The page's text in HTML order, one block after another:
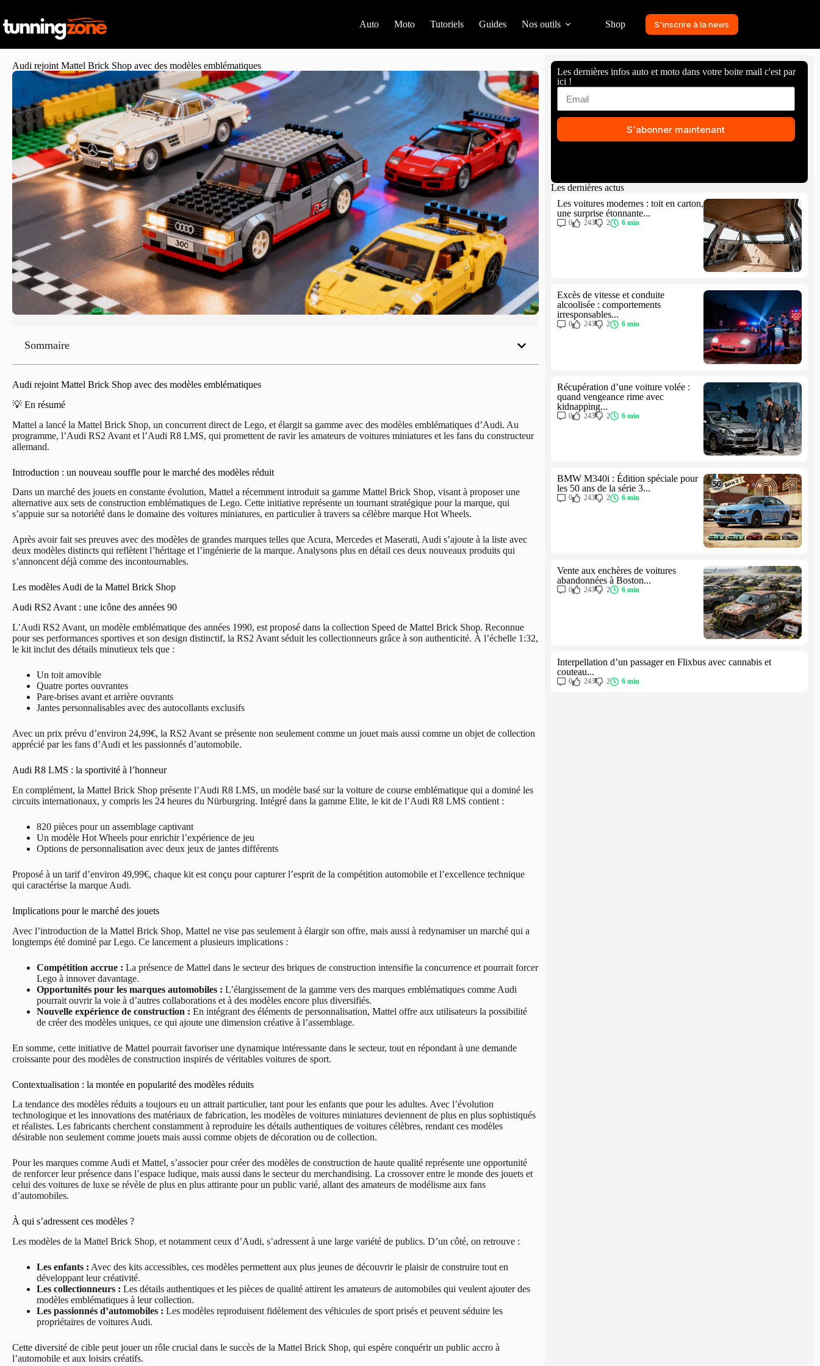
Auto Moto Tutoriels Guides Nos outils Shop S'inscrire à la news
Audi rejoint Mattel Brick Shop avec des modèles emblématiques
Sommaire
Audi rejoint Mattel Brick Shop avec des modèles emblématiques
💡 En résumé
Mattel a lancé la Mattel Brick Shop, un concurrent direct de Lego, et élargit sa gamme avec des modèles emblématiques d’Audi. Au
programme, l’Audi RS2 Avant et l’Audi R8 LMS, qui promettent de ravir les amateurs de voitures miniatures et les fans du constructeur
allemand.
Introduction : un nouveau souffle pour le marché des modèles réduit
Dans un marché des jouets en constante évolution, Mattel a récemment introduit sa gamme Mattel Brick Shop, visant à proposer une
alternative aux sets de construction emblématiques de Lego. Cette initiative représente un tournant stratégique pour la marque, qui
s’appuie sur sa notoriété dans le domaine des voitures miniatures, en particulier à travers sa célèbre marque Hot Wheels.
Après avoir fait ses preuves avec des modèles de grandes marques telles que Acura, Mercedes et Maserati, Audi s’ajoute à la liste avec
deux modèles distincts qui reflètent l’héritage et l’ingénierie de la marque. Analysons plus en détail ces deux nouveaux produits qui
s’annoncent déjà comme des incontournables.
Les modèles Audi de la Mattel Brick Shop
Audi RS2 Avant : une icône des années 90
L’Audi RS2 Avant, un modèle emblématique des années 1990, est proposé dans la collection Speed de Mattel Brick Shop. Reconnue
pour ses performances sportives et son design distinctif, la RS2 Avant séduit les collectionneurs grâce à son authenticité. À l’échelle 1:32,
le kit inclut des détails minutieux tels que :
Un toit amovible
Quatre portes ouvrantes
Pare-brises avant et arrière ouvrants
Jantes personnalisables avec des autocollants exclusifs
Avec un prix prévu d’environ 24,99€, la RS2 Avant se présente non seulement comme un jouet mais aussi comme un objet de collection
apprécié par les fans d’Audi et les passionnés d’automobile.
Audi R8 LMS : la sportivité à l’honneur
En complément, la Mattel Brick Shop présente l’Audi R8 LMS, un modèle basé sur la voiture de course emblématique qui a dominé les
circuits internationaux, y compris les 24 heures du Nürburgring. Intégré dans la gamme Elite, le kit de l’Audi R8 LMS contient :
820 pièces pour un assemblage captivant
Un modèle Hot Wheels pour enrichir l’expérience de jeu
Options de personnalisation avec deux jeux de jantes différents
Proposé à un tarif d’environ 49,99€, chaque kit est conçu pour capturer l’esprit de la compétition automobile et l’excellence technique
qui caractérise la marque Audi.
Implications pour le marché des jouets
Avec l’introduction de la Mattel Brick Shop, Mattel ne vise pas seulement à élargir son offre, mais aussi à redynamiser un marché qui a
longtemps été dominé par Lego. Ce lancement a plusieurs implications :
Compétition accrue : La présence de Mattel dans le secteur des briques de construction intensifie la concurrence et pourrait forcer
Lego à innover davantage.
Opportunités pour les marques automobiles : L’élargissement de la gamme vers des marques emblématiques comme Audi
pourrait ouvrir la voie à d’autres collaborations et à des modèles encore plus diversifiés.
Nouvelle expérience de construction : En intégrant des éléments de personnalisation, Mattel offre aux utilisateurs la possibilité
de créer des modèles uniques, ce qui ajoute une dimension créative à l’assemblage.
En somme, cette initiative de Mattel pourrait favoriser une dynamique intéressante dans le secteur, tout en répondant à une demande
croissante pour des modèles de construction inspirés de véritables voitures de sport.
Contextualisation : la montée en popularité des modèles réduits
La tendance des modèles réduits a toujours eu un attrait particulier, tant pour les enfants que pour les adultes. Avec l’évolution
technologique et les innovations des matériaux de fabrication, les modèles de voitures miniatures deviennent de plus en plus sophistiqués
et réalistes. Les fabricants cherchent constamment à reproduire les détails authentiques de voitures célèbres, rendant ces modèles
désirable non seulement comme jouets mais aussi comme objets de décoration ou de collection.
Pour les marques comme Audi et Mattel, s’associer pour créer des modèles de construction de haute qualité représente une opportunité
de renforcer leur présence dans l’espace ludique, mais aussi dans le secteur du merchandising. La crossover entre le monde des jouets et
celui des voitures de luxe se révèle de plus en plus attirante pour un public varié, allant des amateurs de modélisme aux fans
d’automobiles.
À qui s’adressent ces modèles ?
Les modèles de la Mattel Brick Shop, et notamment ceux d’Audi, s’adressent à une large variété de publics. D’un côté, on retrouve :
Les enfants : Avec des kits accessibles, ces modèles permettent aux plus jeunes de découvrir le plaisir de construire tout en
développant leur créativité.
Les collectionneurs : Les détails authentiques et les pièces de qualité attirent les amateurs de automobiles qui veulent ajouter des
modèles emblématiques à leur collection.
Les passionnés d’automobiles : Les modèles reproduisent fidèlement des véhicules de sport prisés et peuvent séduire les
propriétaires de voitures Audi.
Cette diversité de cible peut jouer un rôle crucial dans le succès de la Mattel Brick Shop, qui espère conquérir un public accro à
l’automobile et aux loisirs créatifs.
Les dernières infos auto et moto dans votre boite mail c'est par
ici !
S'abonner maintenant
Les dernières actus
Les voitures modernes : toit en carton,
une surprise étonnante...
0 243 2 6 min
Excès de vitesse et conduite
alcoolisée : comportements
irresponsables...
0 243 2 6 min
Récupération d’une voiture volée :
quand vengeance rime avec
kidnapping...
0 243 2 6 min
BMW M340i : Édition spéciale pour
les 50 ans de la série 3...
0 243 2 6 min
Vente aux enchères de voitures
abandonnées à Boston...
0 243 2 6 min
Interpellation d’un passager en Flixbus avec cannabis et
couteau...
0 243 2 6 min